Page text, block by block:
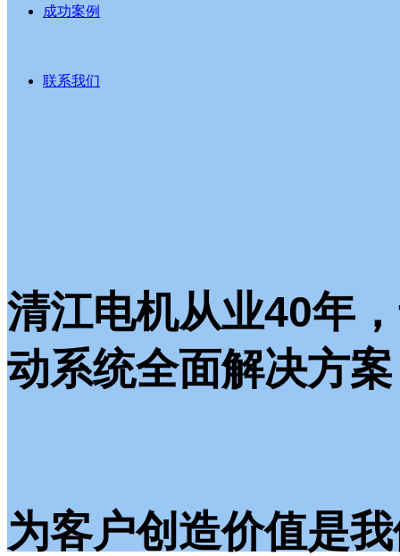
成功案例
联系我们
清江电机从业40年
动系统全面解决方
为客户创造价值是